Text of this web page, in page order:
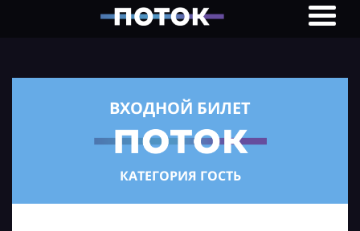
ВХОДНОЙ БИЛЕТ
КАТЕГОРИЯ ГОСТЬ